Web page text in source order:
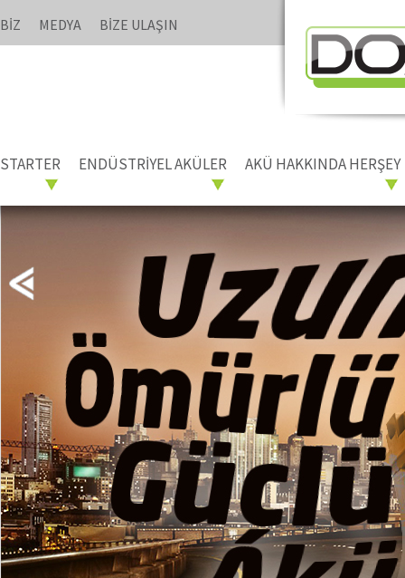
BİZ MEDYA BİZE ULAŞIN
STARTER ENDÜSTRİYEL AKÜLER AKÜ HAKKINDA HERŞEY